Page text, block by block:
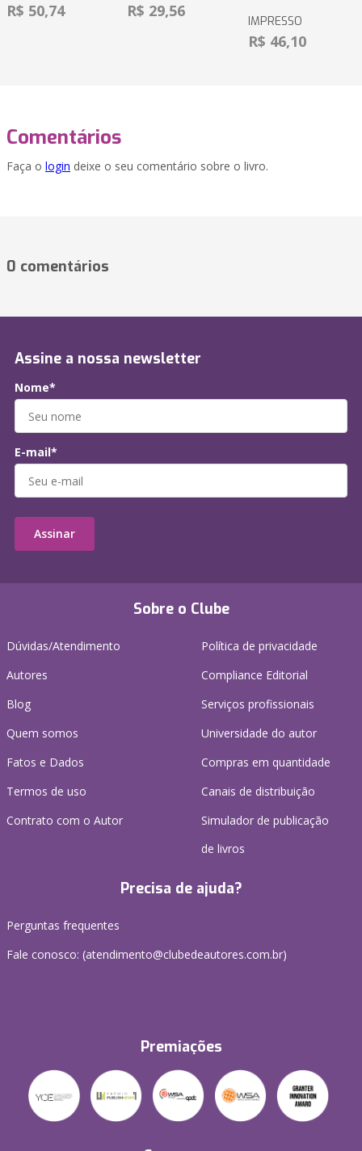
R$ 50,74 R$ 29,56
IMPRESSO
R$ 46,10
Comentários
Faça o login deixe o seu comentário sobre o livro.
0 comentários
Sobre o Clube
Dúvidas/Atendimento
Autores
Blog
Quem somos
Fatos e Dados
Termos de uso
Contrato com o Autor
Política de privacidade
Compliance Editorial
Serviços profissionais
Universidade do autor
Compras em quantidade
Canais de distribuição
Simulador de publicação
de livros
Precisa de ajuda?
Perguntas frequentes
Fale conosco: (atendimento@clubedeautores.com.br)
Premiações
Assine a nossa newsletter
Nome*
E-mail*
Assinar